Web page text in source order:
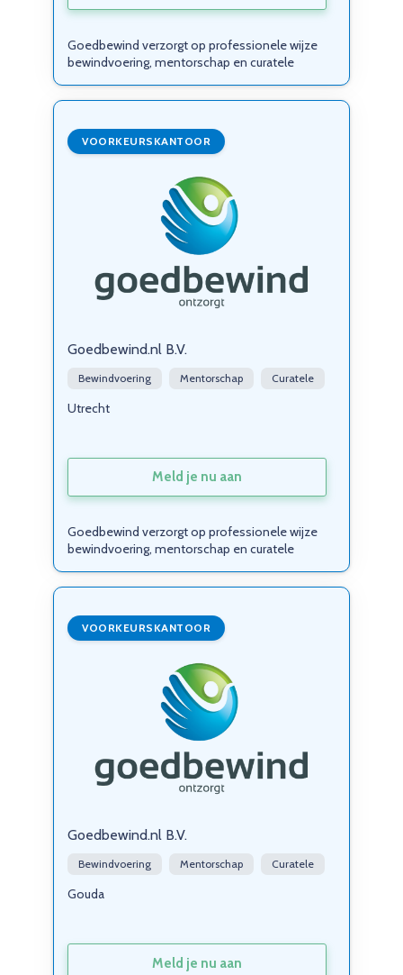
Goedbewind verzorgt op professionele wijze
bewindvoering, mentorschap en curatele
VOORKEURSKANTOOR
Goedbewind.nl B.V.
Bewindvoering Mentorschap Curatele
Utrecht
Meld je nu aan
Goedbewind verzorgt op professionele wijze
bewindvoering, mentorschap en curatele
VOORKEURSKANTOOR
Goedbewind.nl B.V.
Bewindvoering Mentorschap Curatele
Gouda
Meld je nu aan